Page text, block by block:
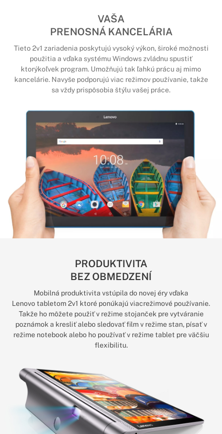
VAŠA
PRENOSNÁ KANCELÁRIA
Tieto 2v1 zariadenia poskytujú vysoký výkon, široké možnosti
použitia a vďaka systému Windows zvládnu spustiť
ktorýkoľvek program. Umožňujú tak ľahkú prácu aj mimo
kancelárie. Navyše podporujú viac režimov používanie, takže
sa vždy prispôsobia štýlu vašej práce.
PRODUKTIVITA
BEZ OBMEDZENÍ
Mobilná produktivita vstúpila do novej éry vďaka
Lenovo tabletom 2v1 ktoré ponúkajú viacrežimové používanie.
Takže ho môžete použiť v režime stojanček pre vytváranie
poznámok a kresliť alebo sledovať film v režime stan, písať v
režime notebook alebo ho používať v režime tablet pre väčšiu
flexibilitu.